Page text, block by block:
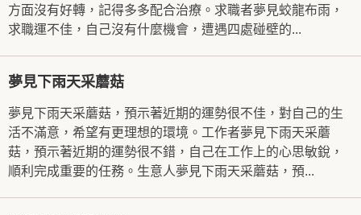
方面沒有好轉，記得多多配合治療。求職者夢見蛟龍布雨，
求職運不佳，自己沒有什麼機會，遭遇四處碰壁的...
夢見下雨天采蘑菇
夢見下雨天采蘑菇，預示著近期的運勢很不佳，對自己的生
活不滿意，希望有更理想的環境。工作者夢見下雨天采蘑
菇，預示著近期的運勢很不錯，自己在工作上的心思敏銳，
順利完成重要的任務。生意人夢見下雨天采蘑菇，預...